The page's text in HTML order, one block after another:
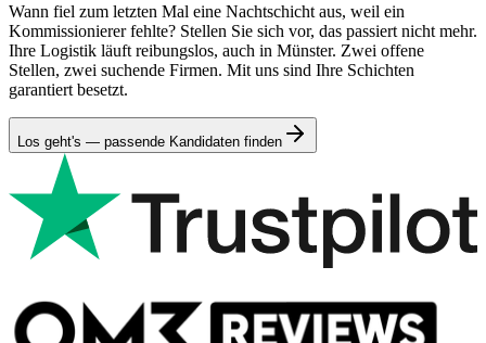
Wann fiel zum letzten Mal eine Nachtschicht aus, weil ein
Kommissionierer fehlte? Stellen Sie sich vor, das passiert nicht mehr.
Ihre Logistik läuft reibungslos, auch in Münster. Zwei offene
Stellen, zwei suchende Firmen. Mit uns sind Ihre Schichten
garantiert besetzt.
Los geht's — passende Kandidaten finden